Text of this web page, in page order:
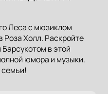
Леса с мюзиклом
Роза Холл. Раскройте
в этой
юмора и музыки.